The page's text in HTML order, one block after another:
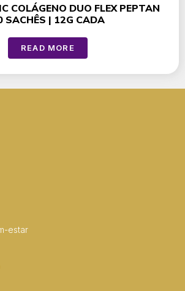
COLÁGENO DUO FLEX PEPTAN
SACHÊS | 12G CADA
READ MORE
estar